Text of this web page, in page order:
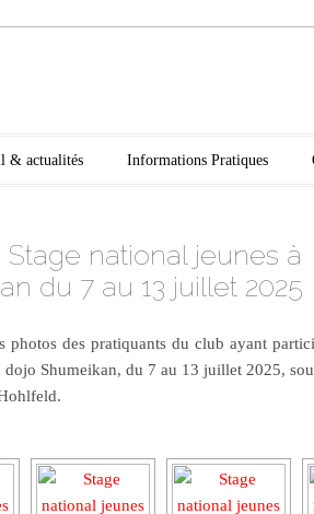
Seclin
& actualités Informations Pratiques
Stage national jeunes à
du 7 au 13 juillet 2025
photos des pratiquants du club ayant
dojo Shumeikan, du 7 au 13 juillet 2025,